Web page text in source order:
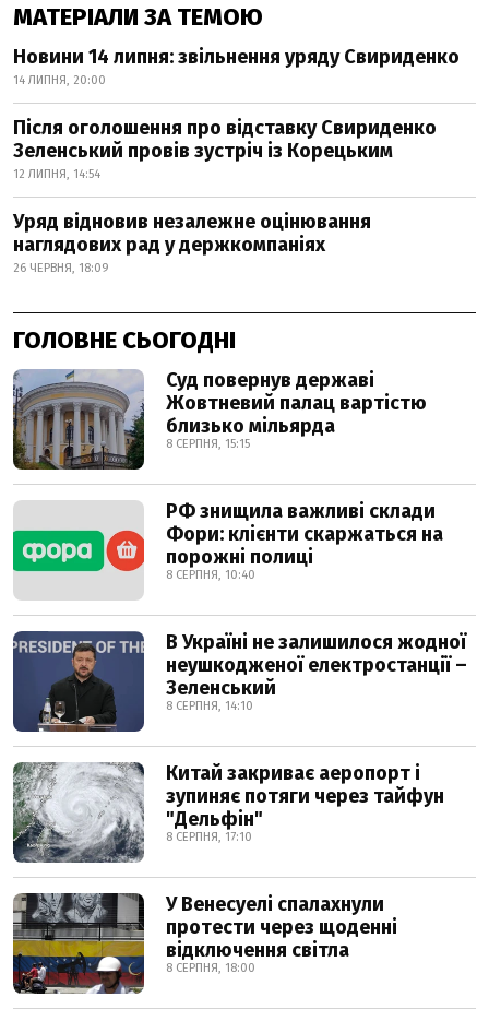
МАТЕРІАЛИ ЗА ТЕМОЮ
Новини 14 липня: звільнення уряду Свириденко
14 ЛИПНЯ, 20:00
Після оголошення про відставку Свириденко
Зеленський провів зустріч із Корецьким
12 ЛИПНЯ, 14:54
Уряд відновив незалежне оцінювання
наглядових рад у держкомпаніях
26 ЧЕРВНЯ, 18:09
ГОЛОВНЕ СЬОГОДНІ
Суд повернув державі
Жовтневий палац вартістю
близько мільярда
8 СЕРПНЯ, 15:15
РФ знищила важливі склади
Фори: клієнти скаржаться на
порожні полиці
8 СЕРПНЯ, 10:40
В Україні не залишилося жодної
неушкодженої електростанції –
Зеленський
8 СЕРПНЯ, 14:10
Китай закриває аеропорт і
зупиняє потяги через тайфун
"Дельфін"
8 СЕРПНЯ, 17:10
У Венесуелі спалахнули
протести через щоденні
відключення світла
8 СЕРПНЯ, 18:00